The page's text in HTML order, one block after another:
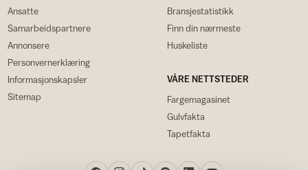
Ansatte
Samarbeidspartnere
Annonsere
Personvernerklæring
Informasjonskapsler
Sitemap
Bransjestatistikk
Finn din nærmeste
Huskeliste
VÅRE NETTSTEDER
Fargemagasinet
Gulvfakta
Tapetfakta